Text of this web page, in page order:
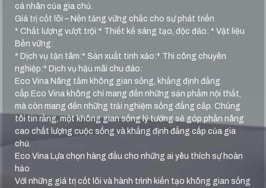
cá nhân của gia chủ.
Giá trị cốt lõi – Nền tảng vững chắc cho sự phát triển
* Chất lượng vượt trội:* Thiết kế sáng tạo, độc đáo: * Vật liệu
Bền vững:
* Dịch vụ tận tâm:* Sản xuất tinh xảo:* Thi công chuyên
nghiệp:* Dịch vụ hậu mãi chu đáo:
Eco Vina Nâng tầm không gian sống, khẳng định đẳng
cấp.Eco Vina không chỉ mang đến những sản phẩm nội thất,
mà còn mang đến những trải nghiệm sống đẳng cấp. Chúng
tôi tin rằng, một không gian sống lý tưởng sẽ góp phần nâng
cao chất lượng cuộc sống và khẳng định đẳng cấp của gia
chủ.
Eco Vina Lựa chọn hàng đầu cho những ai yêu thích sự hoàn
hảo
Với những giá trị cốt lõi và hành trình kiến tạo không gian sống